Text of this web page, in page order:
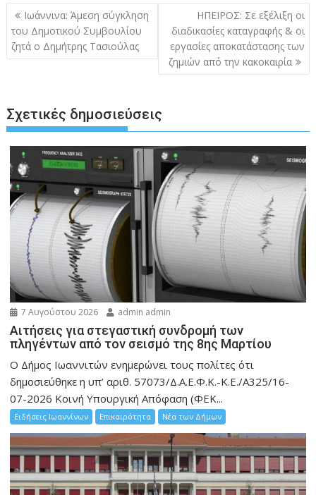
Πλοήγηση
άρθρων
Ιωάννινα: Άμεση σύγκληση
του Δημοτικού Συμβουλίου
ζητά ο Δημήτρης Τασιούλας
ΗΠΕΙΡΟΣ: Σε εξέλιξη οι
διαδικασίες καταγραφής & οι
εργασίες αποκατάστασης των
ζημιών από την κακοκαιρία
Σχετικές δημοσιεύσεις
7 Αυγούστου 2026 admin admin
Αιτήσεις για στεγαστική συνδρομή των
πληγέντων από τον σεισμό της 8ης Μαρτίου
Ο Δήμος Ιωαννιτών ενημερώνει τους πολίτες ότι
δημοσιεύθηκε η υπ’ αριθ. 57073/Δ.Α.Ε.Φ.Κ.-Κ.Ε./Α325/16-
07-2026 Κοινή Υπουργική Απόφαση (ΦΕΚ...
Ειδήσεις Ιωαννίνων Επικαιρότητα Νέα των Δήμων